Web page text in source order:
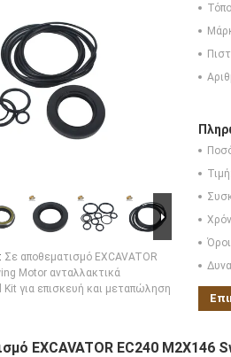
Σε αποθεματισμό EXCAVATOR
Motor ανταλλακτικά
για επισκευή και μεταπώληση
Τιμή:
EXCAVATOR EC240